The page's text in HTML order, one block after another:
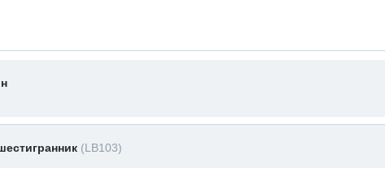
(LB103)